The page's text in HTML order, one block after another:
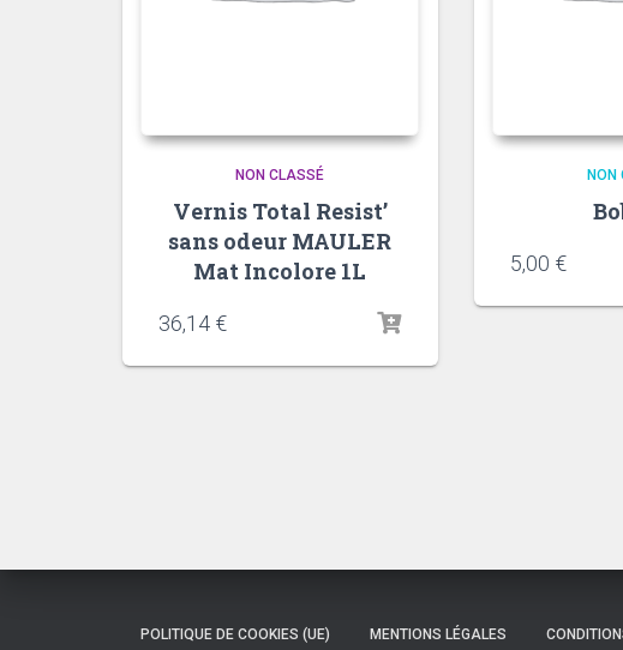
NON CLASSÉ
Vernis Total Resist’
sans odeur MAULER
Mat Incolore 1L
36,14 €
NON
5,00 €
POLITIQUE DE COOKIES (UE) MENTIONS LÉGALES